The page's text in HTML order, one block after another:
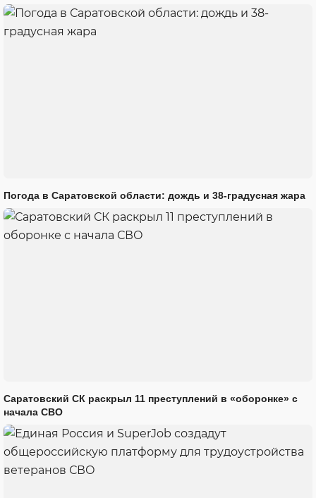
Погода в Саратовской области: дождь и 38-градусная жара
Саратовский СК раскрыл 11 преступлений в «оборонке» с
начала СВО